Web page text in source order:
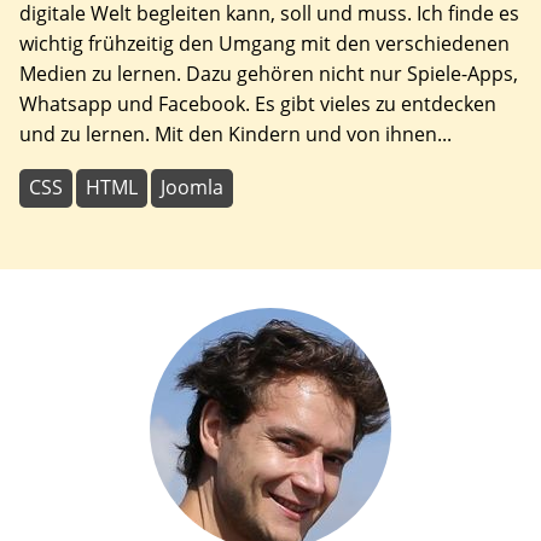
digitale Welt begleiten kann, soll und muss. Ich finde es
wichtig frühzeitig den Umgang mit den verschiedenen
Medien zu lernen. Dazu gehören nicht nur Spiele-Apps,
Whatsapp und Facebook. Es gibt vieles zu entdecken
und zu lernen. Mit den Kindern und von ihnen...
CSS HTML Joomla